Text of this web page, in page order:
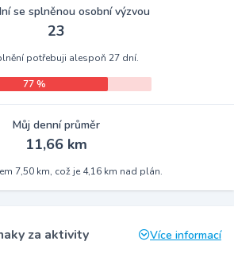
se splněnou osobní výzvou
23
potřebuji alespoň 27 dní.
77 %
Můj denní průměr
11,66 km
7,50 km, což je 4,16 km nad plán.
za aktivity Více informací